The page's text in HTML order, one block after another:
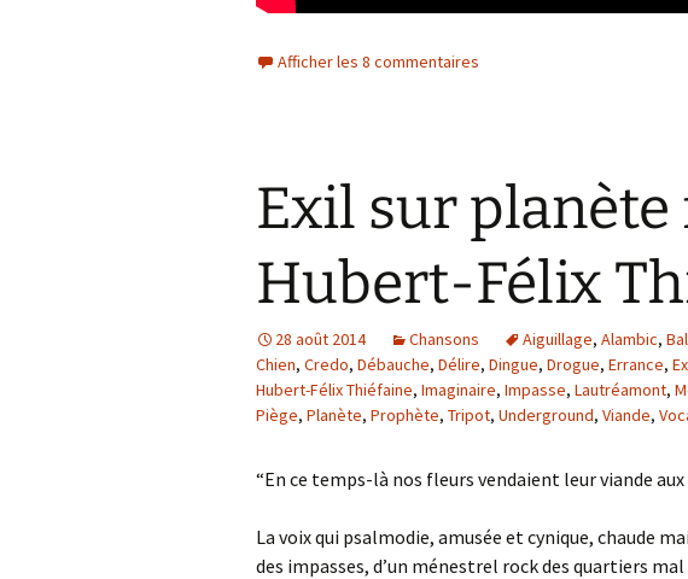
Afficher les 8 commentaires
Exil sur
Hubert-Félix
28 août 2014 Chansons Aiguillage, Alambic,
Chien, Credo, Débauche, Délire, Dingue, Drogue, Errance,
Hubert-Félix Thiéfaine, Imaginaire, Impasse, Lautréamont,
Piège, Planète, Prophète, Tripot, Underground, Viande,
“En ce temps-là nos fleurs vendaient leur viande aux
La voix qui psalmodie, amusée et cynique, chaude
des impasses, d’un ménestrel rock des quartiers